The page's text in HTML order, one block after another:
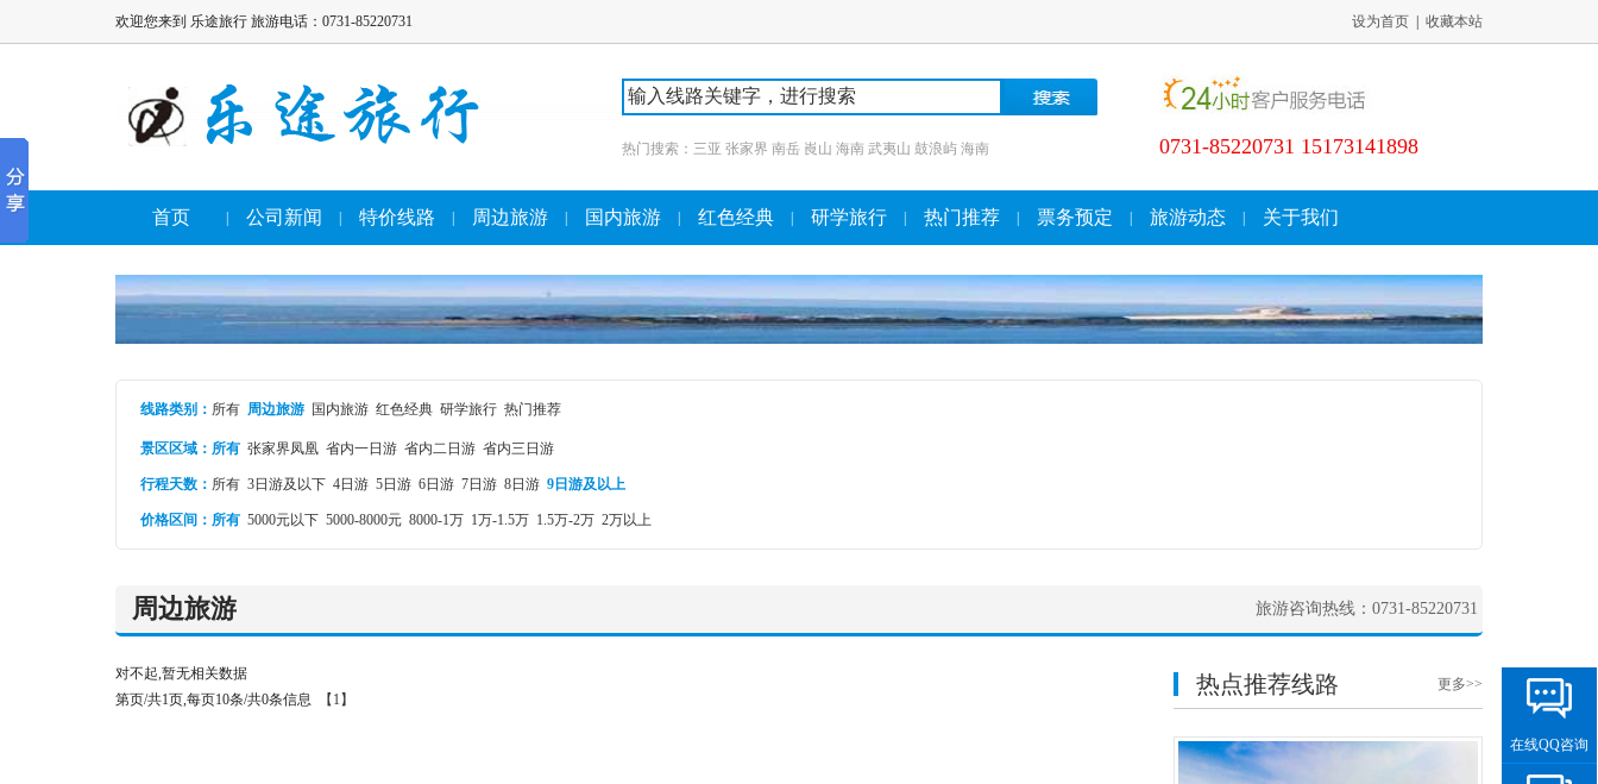
欢迎您来到 乐途旅行 旅游电话：0731-85220731 设为首页 收藏本站
热门搜索： 三亚 张家界 南岳 崀山 海南 武夷山 鼓浪屿 海南 0731-85220731 15173141898
首页 公司新闻 特价线路 周边旅游 国内旅游 红色经典 研学旅行 热门推荐 票务预定 旅游动态 关于我们
线路类别 ： 所有 周边旅游 国内旅游 红色经典 研学旅行 热门推荐
景区区域： 所有 张家界凤凰 省内一日游 省内二日游 省内三日游
行程天数： 所有 3日游及以下 4日游 5日游 6日游 7日游 8日游 9日游及以上
价格区间： 所有 5000元以下 5000-8000元 8000-1万 1万-1.5万 1.5万-2万 2万以上
周边旅游 旅游咨询热线：0731-85220731
对不起,暂无相关数据
第页/共1页,每页10条/共0条信息
【1】
热点推荐线路 更多>>
在线QQ咨询